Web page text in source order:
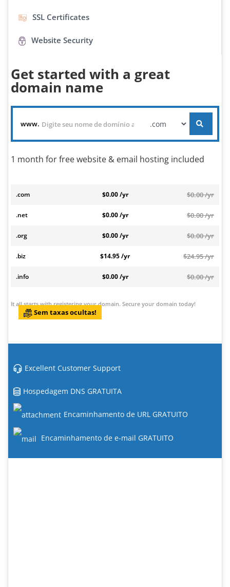
SSL Certificates
Website Security
Get started with a great
domain name
www.
1 month for free website & email hosting included
.com $0.00 /yr $0.00 /yr
.net $0.00 /yr $0.00 /yr
.org $0.00 /yr $0.00 /yr
.biz $14.95 /yr $24.95 /yr
.info $0.00 /yr $0.00 /yr
It all starts with registering your domain. Secure your domain today!
Sem taxas ocultas!
Excellent Customer Support
Hospedagem DNS GRATUITA
Encaminhamento de URL GRATUITO
Encaminhamento de e-mail GRATUITO